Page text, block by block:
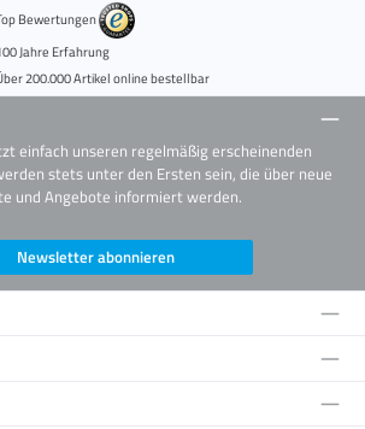
Bewertungen
Jahre Erfahrung
200.000 Artikel online bestellbar
einfach unseren regelmäßig erscheinenden
stets unter den Ersten sein, die über neue
und Angebote informiert werden.
Newsletter abonnieren